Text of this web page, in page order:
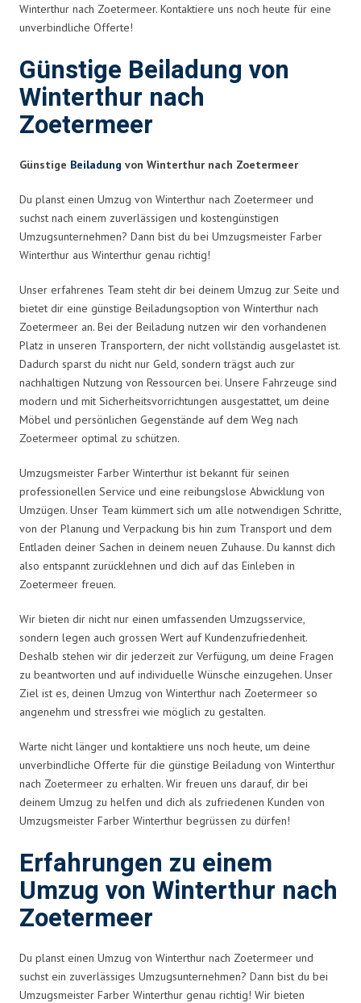
Winterthur nach Zoetermeer. Kontaktiere uns noch heute für eine
unverbindliche Offerte!
Günstige Beiladung von
Winterthur nach
Zoetermeer
Günstige Beiladung von Winterthur nach Zoetermeer
Du planst einen Umzug von Winterthur nach Zoetermeer und
suchst nach einem zuverlässigen und kostengünstigen
Umzugsunternehmen? Dann bist du bei Umzugsmeister Farber
Winterthur aus Winterthur genau richtig!
Unser erfahrenes Team steht dir bei deinem Umzug zur Seite und
bietet dir eine günstige Beiladungsoption von Winterthur nach
Zoetermeer an. Bei der Beiladung nutzen wir den vorhandenen
Platz in unseren Transportern, der nicht vollständig ausgelastet ist.
Dadurch sparst du nicht nur Geld, sondern trägst auch zur
nachhaltigen Nutzung von Ressourcen bei. Unsere Fahrzeuge sind
modern und mit Sicherheitsvorrichtungen ausgestattet, um deine
Möbel und persönlichen Gegenstände auf dem Weg nach
Zoetermeer optimal zu schützen.
Umzugsmeister Farber Winterthur ist bekannt für seinen
professionellen Service und eine reibungslose Abwicklung von
Umzügen. Unser Team kümmert sich um alle notwendigen Schritte,
von der Planung und Verpackung bis hin zum Transport und dem
Entladen deiner Sachen in deinem neuen Zuhause. Du kannst dich
also entspannt zurücklehnen und dich auf das Einleben in
Zoetermeer freuen.
Wir bieten dir nicht nur einen umfassenden Umzugsservice,
sondern legen auch grossen Wert auf Kundenzufriedenheit.
Deshalb stehen wir dir jederzeit zur Verfügung, um deine Fragen
zu beantworten und auf individuelle Wünsche einzugehen. Unser
Ziel ist es, deinen Umzug von Winterthur nach Zoetermeer so
angenehm und stressfrei wie möglich zu gestalten.
Warte nicht länger und kontaktiere uns noch heute, um deine
unverbindliche Offerte für die günstige Beiladung von Winterthur
nach Zoetermeer zu erhalten. Wir freuen uns darauf, dir bei
deinem Umzug zu helfen und dich als zufriedenen Kunden von
Umzugsmeister Farber Winterthur begrüssen zu dürfen!
Erfahrungen zu einem
Umzug von Winterthur nach
Zoetermeer
Du planst einen Umzug von Winterthur nach Zoetermeer und
suchst ein zuverlässiges Umzugsunternehmen? Dann bist du bei
Umzugsmeister Farber Winterthur genau richtig! Wir bieten